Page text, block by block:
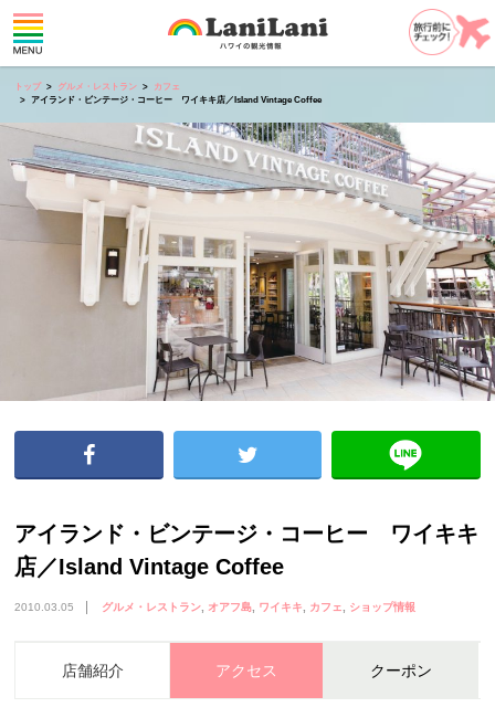
トップ グルメ・レストラン
カフェ
アイランド・ビンテージ・コーヒー ワイキキ店／Island Vintage Coffee
アイランド・ビンテージ・コーヒー ワイキキ
店／Island Vintage Coffee
2010.03.05 グルメ・レストラン オアフ島 ワイキキ カフェ ショップ情報
店舗紹介 アクセス クーポン